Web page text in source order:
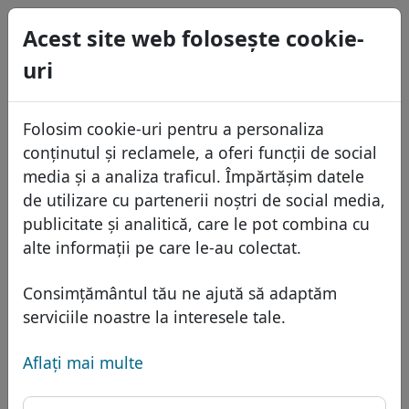
Acest site web foloseşte cookie-
uri
Folosim cookie-uri pentru a personaliza
conținutul și reclamele, a oferi funcții de social
media și a analiza traficul. Împărtășim datele
de utilizare cu partenerii noștri de social media,
publicitate și analitică, care le pot combina cu
alte informații pe care le-au colectat.
Consimțământul tău ne ajută să adaptăm
serviciile noastre la interesele tale.
Aflaţi mai multe
Domenii
Baza domeniilor
Domenii africane
Domenii asiatice
Domenii europene
Domeniile din Orientul Mijlociu
Lista de preţuri
Reduceri
Transfer
Caută
Protecţia ID
Gazduire DNS
FAQ
USD
EUR
GBP
Español
Français
Italiano
Português
Eesti
Domeniu .coupon -